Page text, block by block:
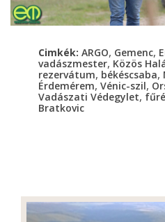
Cimkék: ARGO, Gemenc,
vadászmester, Közös
rezervátum, békéscsaba,
Érdemérem, Vénic-szil,
Vadászati Védegylet,
Bratkovic